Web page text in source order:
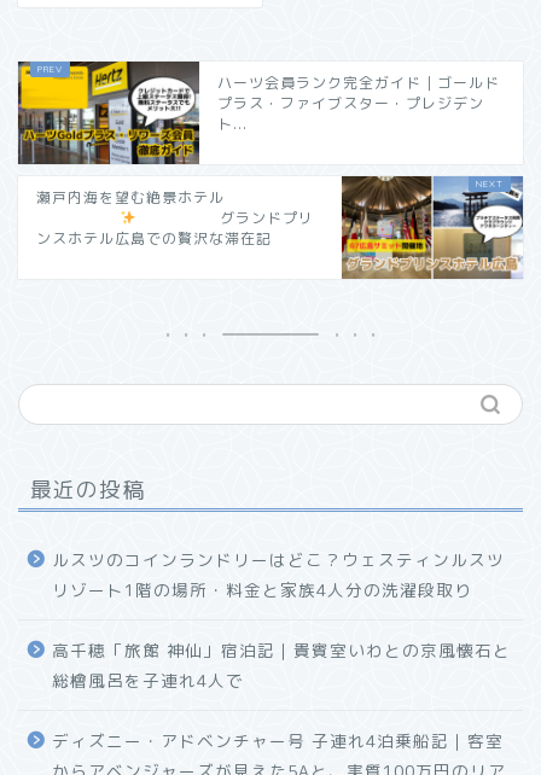
ハーツ会員ランク完全ガイド｜ゴールド
プラス・ファイブスター・プレジデン
ト...
瀬戸内海を望む絶景ホテル
グランドプリ
ンスホテル広島での贅沢な滞在記
最近の投稿
ルスツのコインランドリーはどこ？ウェスティンルスツ
リゾート1階の場所・料金と家族4人分の洗濯段取り
高千穂「旅館 神仙」宿泊記｜貴賓室いわとの京風懐石と
総檜風呂を子連れ4人で
ディズニー・アドベンチャー号 子連れ4泊乗船記｜客室